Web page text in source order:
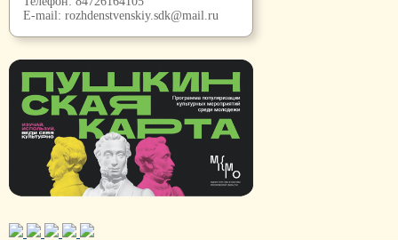
E-mail: rozhdenstvenskiy.sdk@mail.ru